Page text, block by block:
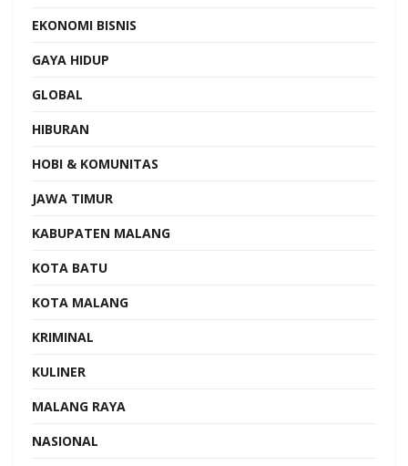
EKONOMI BISNIS
GAYA HIDUP
GLOBAL
HIBURAN
HOBI & KOMUNITAS
JAWA TIMUR
KABUPATEN MALANG
KOTA BATU
KOTA MALANG
KRIMINAL
KULINER
MALANG RAYA
NASIONAL